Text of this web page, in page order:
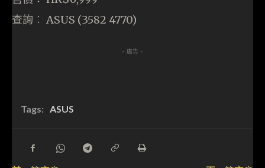
查詢︰ ASUS (3582 4770)
- 廣告 -
Tags: ASUS